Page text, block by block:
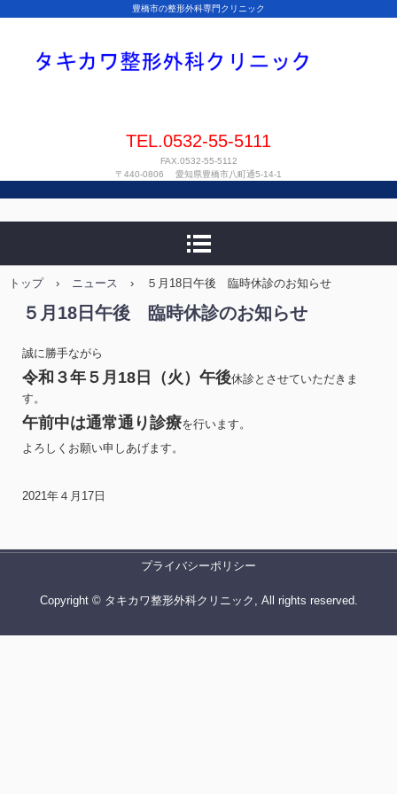
豊橋市の整形外科専門クリニック
TEL.0532-55-5111
FAX.0532-55-5112
〒440-0806 愛知県豊橋市八町通5-14-1
トップ › ニュース › ５月18日午後 臨時休診のお知らせ
５月18日午後 臨時休診のお知らせ
誠に勝手ながら
令和３年５月18日（火）午後休診とさせていただきま
す。
午前中は通常通り診療を行います。
よろしくお願い申しあげます。
2021年４月17日
プライバシーポリシー
Copyright © タキカワ整形外科クリニック, All rights reserved.